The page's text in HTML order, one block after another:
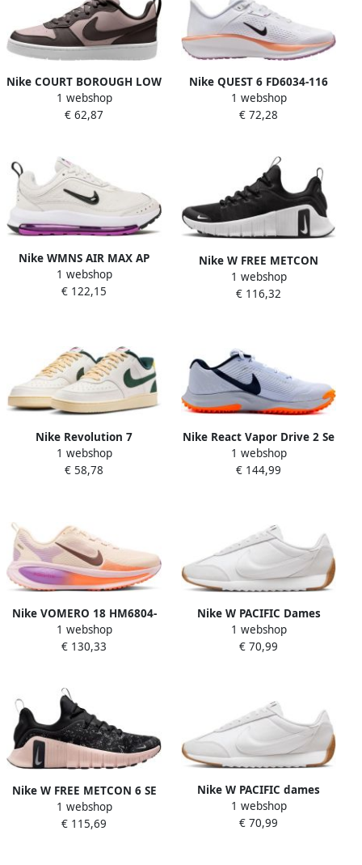
Nike COURT BOROUGH LOW
RECRAFT (GS) DV5456
1 webshop
€ 62,87
Nike QUEST 6 FD6034-116
dames sneakers wit model
FD6034
1 webshop
€ 72,28
Nike WMNS AIR MAX AP
dames sportschoenen
zwart CU4870
1 webshop
€ 122,15
Nike W FREE METCON
1 webshop
€ 116,32
Nike Revolution 7
hardloopschoenen
Revolutie
1 webshop
€ 58,78
Nike React Vapor Drive 2 Se
Veldhockeyschoenen Wit
1 webshop
€ 144,99
Nike VOMERO 18 HM6804-
113 dames sneakers
HM6804
1 webshop
€ 130,33
Nike W PACIFIC Dames
Sneakers HM4771
1 webshop
€ 70,99
Nike W FREE METCON 6 SE
Dames Sneakers Zwart
HV2017
1 webshop
€ 115,69
Nike W PACIFIC dames
sneakers wit HM4771
1 webshop
€ 70,99